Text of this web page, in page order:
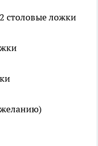
столовые ложки